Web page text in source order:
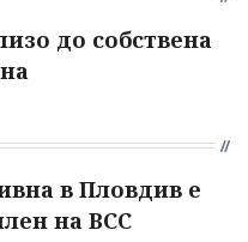
до собствена
в Пловдив е
на ВСС